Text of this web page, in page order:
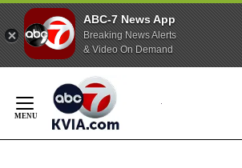
ABC-7 News App
Breaking News Alerts
& Video On Demand
Content